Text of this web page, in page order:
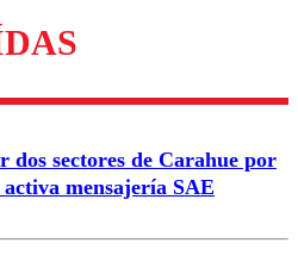
para garantizar un
respetuoso.
dos sectores de Carahue por
mensajería SAE